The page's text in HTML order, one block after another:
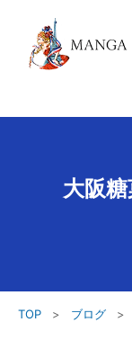
大阪
TOP > ブログ >